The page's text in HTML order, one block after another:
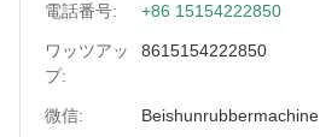
RollerSpeed: 20〜30m/分
RollerLubrication:
RollerCooling: 水冷却
電話番号: +86 15154222850
ワッツアッ
プ:
8615154222850
微信: Beishunrubbermachine